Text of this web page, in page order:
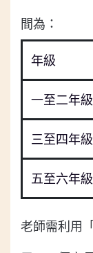
間為：
年級
一至二年級
三至四年級
五至六年級
老師需利用